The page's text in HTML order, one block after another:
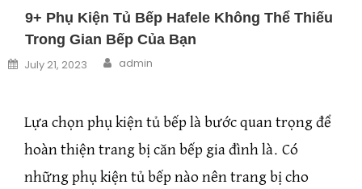
9+ Phụ Kiện Tủ Bếp Hafele Không Thể Thiếu
Trong Gian Bếp Của Bạn
Posted on
July 21, 2023 Author
admin
Lựa chọn phụ kiện tủ bếp là bước quan trọng để
hoàn thiện trang bị căn bếp gia đình là. Có
những phụ kiện tủ bếp nào nên trang bị cho